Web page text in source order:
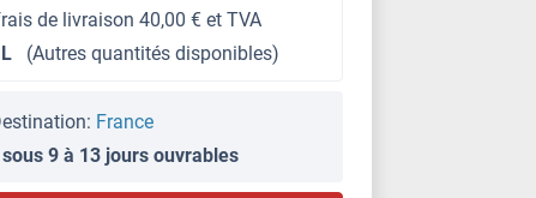
de livraison 40,00 € et TVA
(Autres quantités disponibles)
France
sous 9 à 13 jours ouvrables